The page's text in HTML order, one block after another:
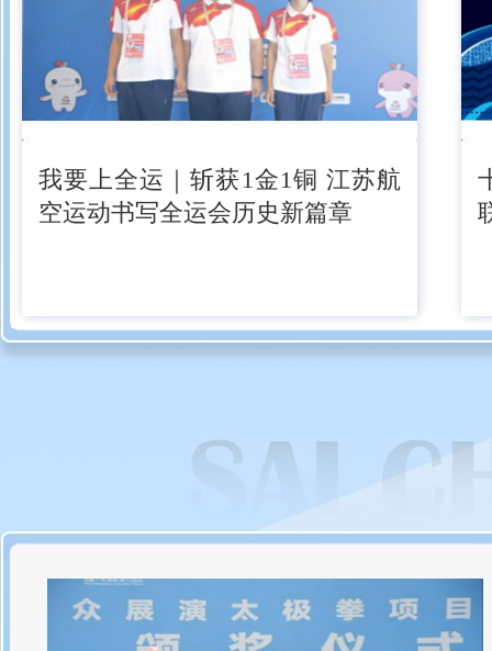
我要上全运｜斩获1金1铜 江苏航
空运动书写全运会历史新篇章